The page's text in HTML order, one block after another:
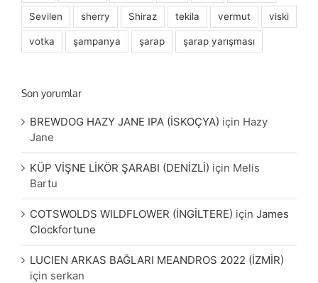
Sevilen sherry Shiraz tekila vermut viski
votka şampanya şarap şarap yarışması
Son yorumlar
BREWDOG HAZY JANE IPA (İSKOÇYA) için Hazy
Jane
KÜP VİŞNE LİKÖR ŞARABI (DENİZLİ) için Melis
Bartu
COTSWOLDS WILDFLOWER (İNGİLTERE) için James
Clockfortune
LUCIEN ARKAS BAĞLARI MEANDROS 2022 (İZMİR)
için serkan